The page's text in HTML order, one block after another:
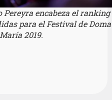
Pereyra encabeza el ranking
para el Festival de Doma
2019.